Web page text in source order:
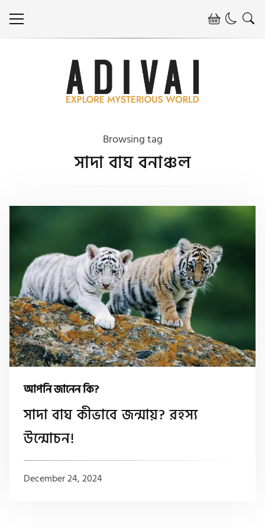
Browsing tag
সাদা বাঘ বনাঞ্চল
আপনি জানেন কি?
সাদা বাঘ কীভাবে জন্মায়? রহস্য
উন্মোচন!
December 24, 2024